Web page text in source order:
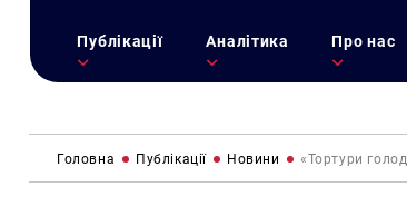
Публікації Аналітика Про нас
Головна Публікації Новини «Тортури